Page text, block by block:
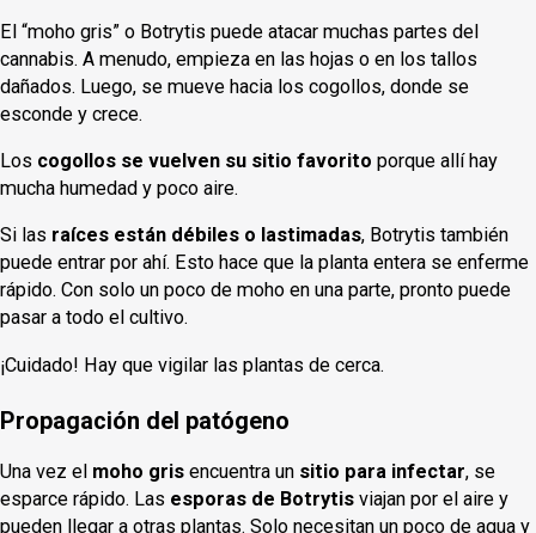
El “moho gris” o Botrytis puede atacar muchas partes del
cannabis. A menudo, empieza en las hojas o en los tallos
dañados. Luego, se mueve hacia los cogollos, donde se
esconde y crece.
Los cogollos se vuelven su sitio favorito porque allí hay
mucha humedad y poco aire.
Si las raíces están débiles o lastimadas, Botrytis también
puede entrar por ahí. Esto hace que la planta entera se enferme
rápido. Con solo un poco de moho en una parte, pronto puede
pasar a todo el cultivo.
¡Cuidado! Hay que vigilar las plantas de cerca.
Propagación del patógeno
Una vez el moho gris encuentra un sitio para infectar, se
esparce rápido. Las esporas de Botrytis viajan por el aire y
pueden llegar a otras plantas. Solo necesitan un poco de agua y